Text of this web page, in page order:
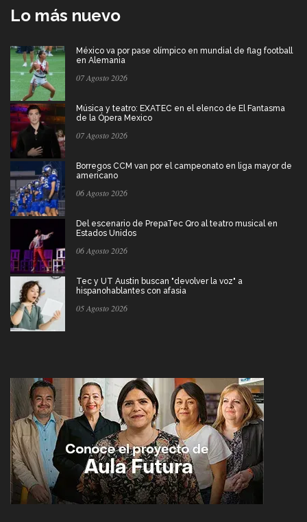
Lo más nuevo
México va por pase olímpico en mundial de flag football
en Alemania
07 Agosto 2026
Música y teatro: EXATEC en el elenco de El Fantasma
de la Ópera Mexico
07 Agosto 2026
Borregos CCM van por el campeonato en liga mayor de
americano
06 Agosto 2026
Del escenario de PrepaTec Qro al teatro musical en
Estados Unidos
06 Agosto 2026
Tec y UT Austin buscan "devolver la voz" a
hispanohablantes con afasia
05 Agosto 2026